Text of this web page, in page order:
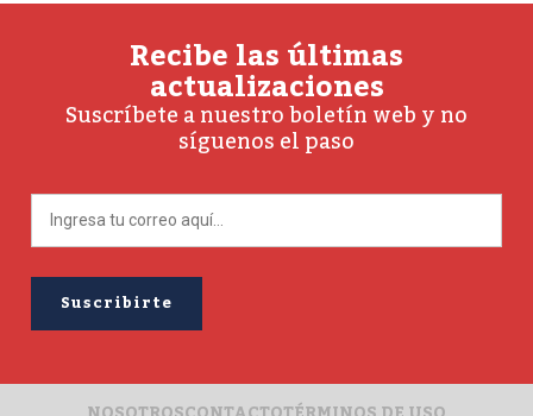
Recibe las últimas
actualizaciones
Suscríbete a nuestro boletín web y no
síguenos el paso